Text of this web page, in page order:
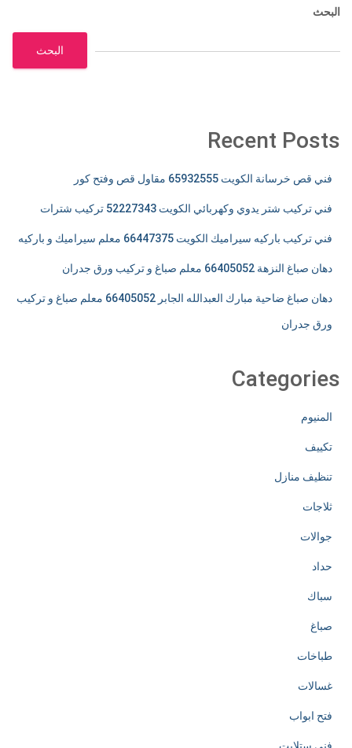
البحث
البحث
Recent Posts
فني قص خرسانة الكويت 65932555 مقاول قص وفتح كور
فني تركيب شتر يدوي وكهربائي الكويت 52227343 تركيب شترات
فني تركيب باركيه سيراميك الكويت 66447375 معلم سيراميك و باركيه
دهان صباغ النزهة 66405052 معلم صباغ و تركيب ورق جدران
دهان صباغ ضاحية مبارك العبدالله الجابر 66405052 معلم صباغ و تركيب
ورق جدران
Categories
المنيوم
تكييف
تنظيف منازل
ثلاجات
جوالات
حداد
سباك
صباغ
طباخات
غسالات
فتح ابواب
فني ستلايت